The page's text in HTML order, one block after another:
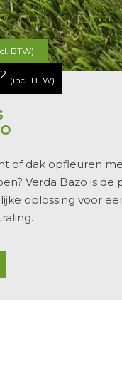
BTW)
2 (incl. BTW)
of dak opfleuren
Verda Bazo is de
oplossing voor